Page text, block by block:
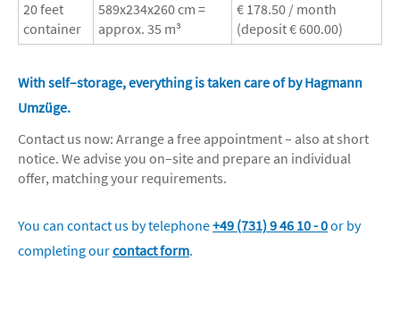
20 feet
container
589x234x260 cm =
approx. 35 m³
€ 178.50 / month
(deposit € 600.00)
With self–storage, everything is taken care of by Hagmann
Umzüge.
Contact us now: Arrange a free appointment – also at short
notice. We advise you on–site and prepare an individual
offer, matching your requirements.
You can contact us by telephone+49 (731) 9 46 10 - 0or by
completing ourcontact form.